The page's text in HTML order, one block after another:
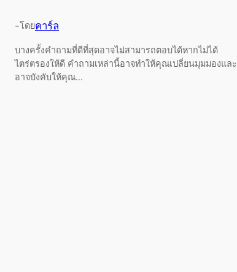
-โดยคาร์ล
บางครั้งคำถามที่ดีที่สุดอาจไม่สามารถตอบได้หากไม่ได้
ไตร่ตรองให้ดี คำถามเหล่านี้อาจทำให้คุณเปลี่ยนมุมมองและ
อาจบังคับให้คุณ...